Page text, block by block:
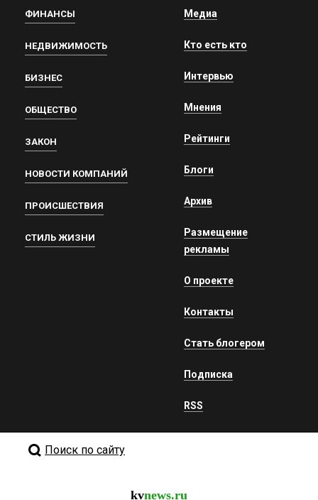
ФИНАНСЫ
НЕДВИЖИМОСТЬ
БИЗНЕС
ОБЩЕСТВО
ЗАКОН
НОВОСТИ КОМПАНИЙ
ПРОИСШЕСТВИЯ
СТИЛЬ ЖИЗНИ
Медиа
Кто есть кто
Интервью
Мнения
Рейтинги
Блоги
Архив
Размещение
рекламы
О проекте
Контакты
Стать блогером
Подписка
RSS
Поиск по сайту
kvnews.ru